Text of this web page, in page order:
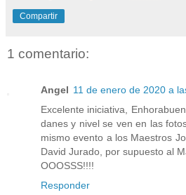
Compartir
1 comentario:
Angel 11 de enero de 2020 a
Excelente iniciativa,
danes y nivel se ven en las
mismo evento a los Maestros
David Jurado, por supuesto al
OOOSSS!!!!
Responder